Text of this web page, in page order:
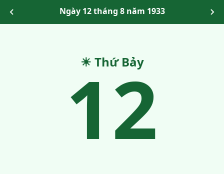
Ngày 12 tháng 8 năm 1933
☀ Thứ Bảy
12